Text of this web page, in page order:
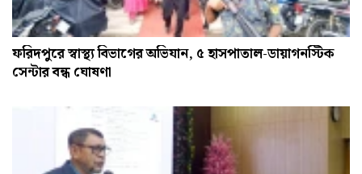
ফরিদপুরে স্বাস্থ্য বিভাগের অভিযান, ৫ হাসপাতাল-ডায়াগনস্টিক
সেন্টার বন্ধ ঘোষণা